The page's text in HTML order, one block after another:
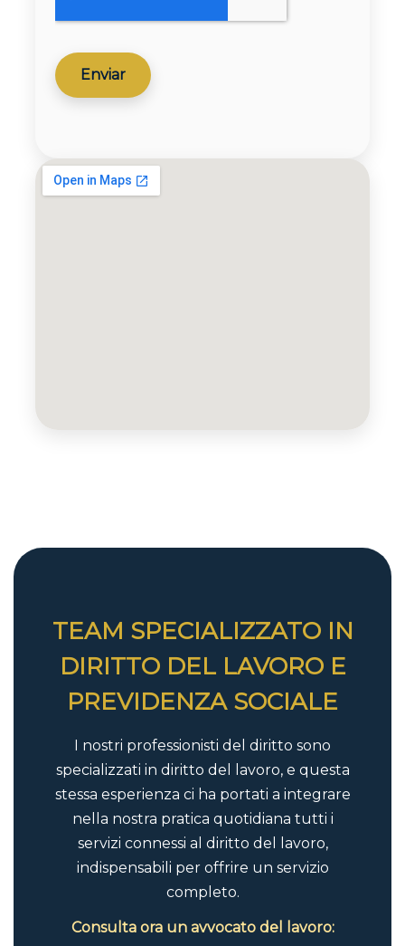
TEAM SPECIALIZZATO IN
DIRITTO DEL LAVORO E
PREVIDENZA SOCIALE
I nostri professionisti del diritto sono
specializzati in diritto del lavoro, e questa
stessa esperienza ci ha portati a integrare
nella nostra pratica quotidiana tutti i
servizi connessi al diritto del lavoro,
indispensabili per offrire un servizio
completo.
Consulta ora un avvocato del lavoro: